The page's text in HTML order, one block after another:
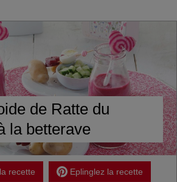
de Ratte du
la betterave
recette Eplinglez la recette